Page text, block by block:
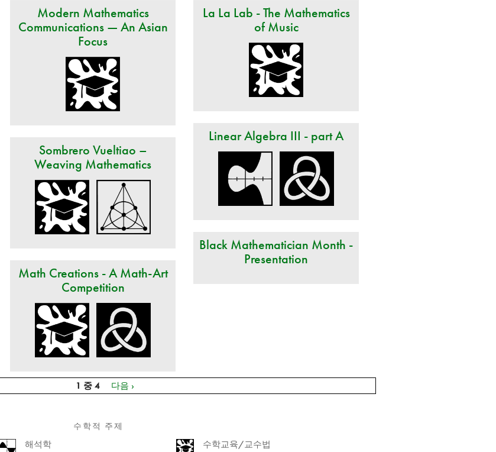
Modern Mathematics
Communications — An Asian
Focus
La La Lab - The Mathematics
of Music
Linear Algebra III - part A
Sombrero Vueltiao –
Weaving Mathematics
Black Mathematician Month -
Presentation
Math Creations - A Math-Art
Competition
1 중 4 다음 ›
수학적 주제
해석학 수학교육/교수법